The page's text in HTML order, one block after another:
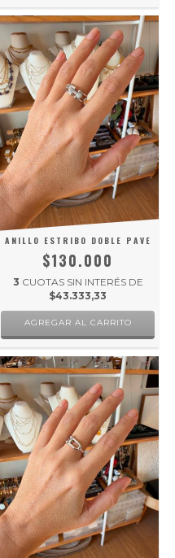
ANILLO ESTRIBO DOBLE PAVE
$130.000
3 CUOTAS SIN INTERÉS DE
$43.333,33
AGREGAR AL CARRITO